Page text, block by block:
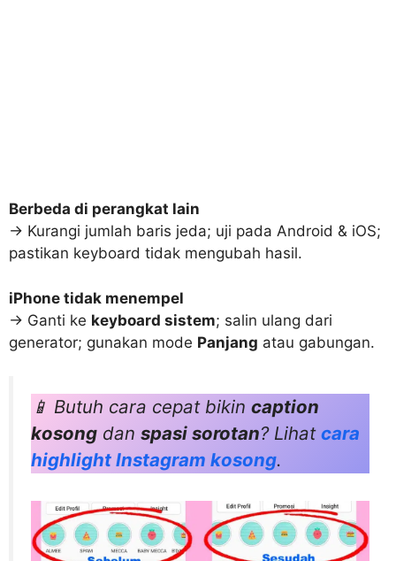
Berbeda di perangkat lain
→ Kurangi jumlah baris jeda; uji pada Android & iOS;
pastikan keyboard tidak mengubah hasil.
iPhone tidak menempel
→ Ganti ke keyboard sistem; salin ulang dari
generator; gunakan mode Panjang atau gabungan.
📱 Butuh cara cepat bikin caption
kosong dan spasi sorotan? Lihat cara
highlight Instagram kosong.